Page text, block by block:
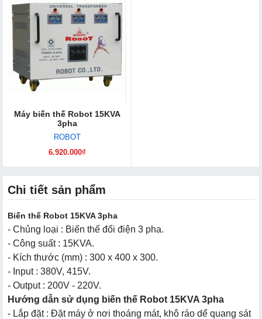
Máy biến thế Robot 15KVA
3pha
ROBOT
6.920.000₫
Chi tiết sản phẩm
Biến thế Robot 15KVA 3pha
- Chủng loại : Biến thế đổi điện 3 pha.
- Công suất : 15KVA.
- Kích thước (mm) : 300 x 400 x 300.
- Input : 380V, 415V.
- Output : 200V - 220V.
Hướng dẫn sử dụng biến thế Robot 15KVA 3pha
- Lắp đặt : Đặt máy ở nơi thoáng mát, khô ráo dể quang sát